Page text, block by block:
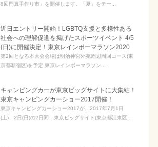
8回門真手作り市」を開催します。「夏」をテー...
近日エントリー開始！LGBTQ支援と多様性ある
社会への理解促進を掲げたスポーツイベント 4/5
(日)に開催決定！東京レインボーマラソン2020
第2回となる本大会会場は明治神宮外苑周辺周回コース(東
京都新宿区)を予定 東京レインボーマラソン...
キャンピングカーが東京ビッグサイトに大集結！
東京キャンピングカーショー2017開催！
東京キャンピングカーショー2017が、2017年7月1日
(土)、2日(日)の2日間、東京ビッグサイト(東京都江東区...